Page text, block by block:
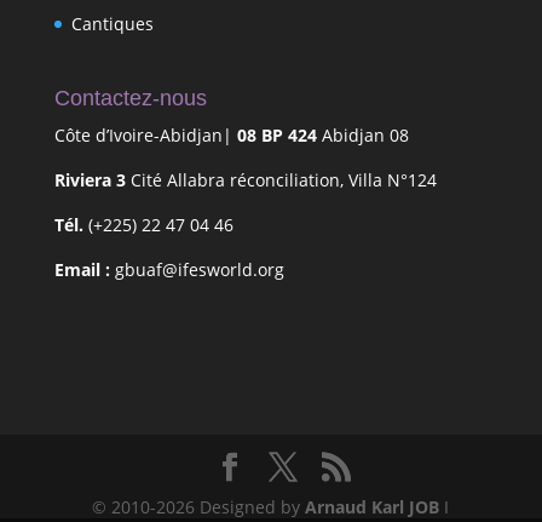
Cantiques
Contactez-nous
Côte d’Ivoire-Abidjan| 08 BP 424Abidjan 08
Riviera 3Cité Allabra réconciliation, Villa N°124
Tél. (+225) 22 47 04 46
Email : gbuaf@ifesworld.org
© 2010-2026 Designed byArnaud Karl JOB I